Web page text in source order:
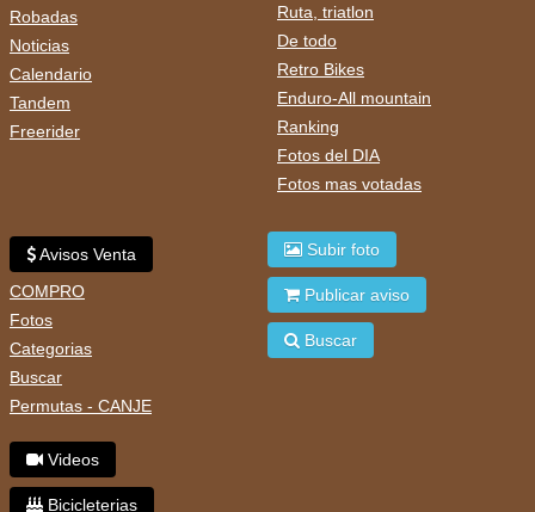
Robadas
Noticias
Calendario
Tandem
Freerider
Ruta, triatlon
De todo
Retro Bikes
Enduro-All mountain
Ranking
Fotos del DIA
Fotos mas votadas
Avisos Venta
COMPRO
Fotos
Categorias
Buscar
Permutas - CANJE
Videos
Bicicleterias
Subir foto
Publicar aviso
Buscar